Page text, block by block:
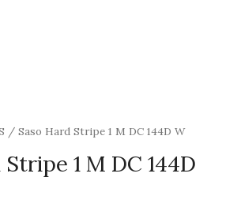
/ Saso Hard Stripe 1 M DC 144D W
1 M DC 144D